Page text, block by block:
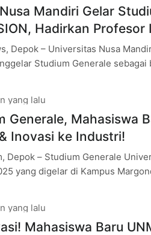
Mandiri Gelar
Hadirkan Profesor
Depok – Universitas Nusa
Studium Generale sebagai
yang lalu
Generale, Mahasiswa
Inovasi ke Industri!
Depok – Studium Generale
yang digelar di Kampus
yang lalu
Mahasiswa Baru